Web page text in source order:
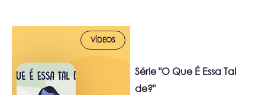
VÍDEOS
Série "O Que É Essa Tal
de?"